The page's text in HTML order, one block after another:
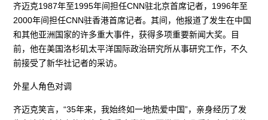
齐迈克1987年至1995年间担任CNN驻北京首席记者，1996年至
2000年间担任CNN驻香港首席记者。其间，他报道了发生在中国
和其他亚洲国家的许多重大事件，获得多项重要新闻大奖。目
前，他在美国洛杉矶太平洋国际政治研究所从事研究工作，不久
前接受了新华社记者的采访。
外星人角色对调
齐迈克笑言，“35年来，我始终如一地热爱中国”，亲身经历了发